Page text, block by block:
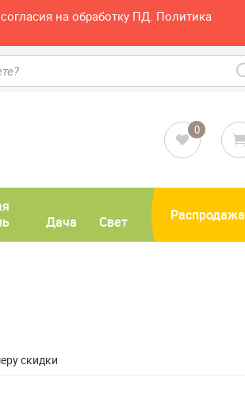
на обработку ПД. Политика
0
Дача Свет Распродажа
скидки